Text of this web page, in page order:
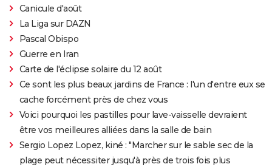
Canicule d'août
La Liga sur DAZN
Pascal Obispo
Guerre en Iran
Carte de l'éclipse solaire du 12 août
Ce sont les plus beaux jardins de France : l'un d'entre eux se
cache forcément près de chez vous
Voici pourquoi les pastilles pour lave-vaisselle devraient
être vos meilleures alliées dans la salle de bain
Sergio Lopez Lopez, kiné : "Marcher sur le sable sec de la
plage peut nécessiter jusqu'à près de trois fois plus